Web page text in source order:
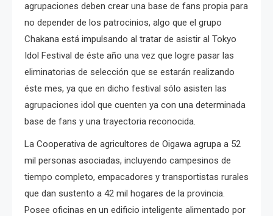
agrupaciones deben crear una base de fans propia para
no depender de los patrocinios, algo que el grupo
Chakana está impulsando al tratar de asistir al Tokyo
Idol Festival de éste año una vez que logre pasar las
eliminatorias de selección que se estarán realizando
éste mes, ya que en dicho festival sólo asisten las
agrupaciones idol que cuenten ya con una determinada
base de fans y una trayectoria reconocida.
La Cooperativa de agricultores de Oigawa agrupa a 52
mil personas asociadas, incluyendo campesinos de
tiempo completo, empacadores y transportistas rurales
que dan sustento a 42 mil hogares de la provincia.
Posee oficinas en un edificio inteligente alimentado por